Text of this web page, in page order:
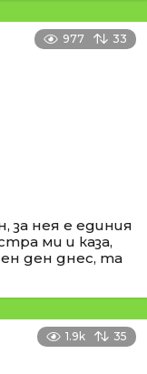
977 33
за нея е единия
ми и каза,
ден днес, та
1.9k 35